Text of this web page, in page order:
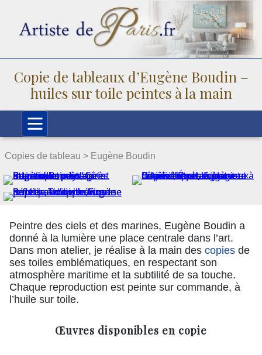
Copie de tableaux d’Eugène Boudin –
huiles sur toile peintes à la main
Copies de tableau > Eugène Boudin
Peintre des ciels et des marines, Eugène Boudin a
donné à la lumière une place centrale dans l’art.
Dans mon atelier, je réalise à la main des copies de
ses toiles emblématiques, en respectant son
atmosphère maritime et la subtilité de sa touche.
Chaque reproduction est peinte sur commande, à
l’huile sur toile.
Œuvres disponibles en copie